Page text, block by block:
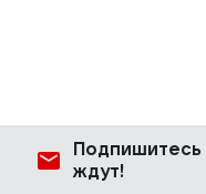
Подпишитесь
ждут!